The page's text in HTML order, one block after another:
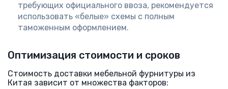
требующих официального ввоза, рекомендуется
использовать «белые» схемы с полным
таможенным оформлением.
Оптимизация стоимости и сроков
Стоимость доставки мебельной фурнитуры из
Китая зависит от множества факторов: